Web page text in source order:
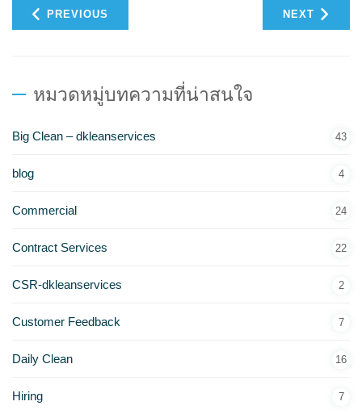
PREVIOUS NEXT
หมวดหมู่บทความที่น่าสนใจ
Big Clean – dkleanservices 43
blog 4
Commercial 24
Contract Services 22
CSR-dkleanservices 2
Customer Feedback 7
Daily Clean 16
Hiring 7